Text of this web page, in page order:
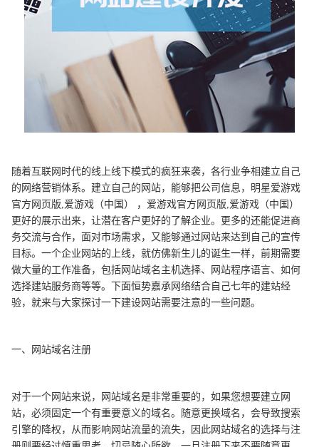
随着互联网时代的线上线下模式的疯狂来袭，各行业争相建立自己
的网络营销体系。建立自己的网站，能够把公司信息，明星爱游戏
官方网页版,爱游戏（中国） ，爱游戏官方网页版,爱游戏（中国）
更好的展示出来，让潜在客户更好的了解企业。更多的还能促进商
务交流与合作，面对市场需求，又能够通过网站来达到自己的宣传
目标。一个企业网站的上线，就仿佛新生儿的诞生一样，前期需要
做大量的工作准备，包括网站域名主机选择、网站程序语言、如何
选择建站服务商等等。下面恒势嘉承网络结合自己七年的建站经
验，就来与大家探讨一下建设网站需要注意的一些问题。
一、网站域名注册
对于一个网站来说，网站域名是非常重要的，如果您想要建立网
站，必须固定一个有重要意义的域名。随意更换域名，会导致搜索
引擎的降权，从而影响网站流量的流失，因此网站域名的选择与注